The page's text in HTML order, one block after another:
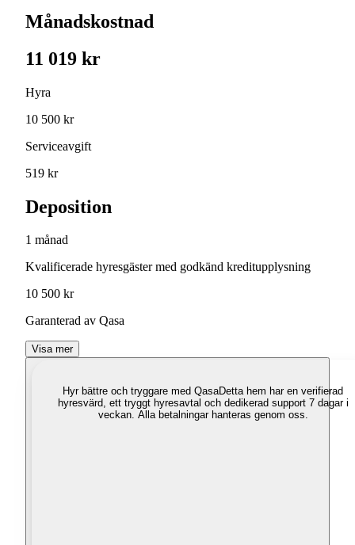
Månadskostnad
11 019 kr
Hyra
10 500 kr
Serviceavgift
519 kr
Deposition
1 månad
Kvalificerade hyresgäster med godkänd kreditupplysning
10 500 kr
Garanterad av Qasa
Visa mer
Hyr bättre och tryggare med QasaDetta hem har en verifierad
hyresvärd, ett tryggt hyresavtal och dedikerad support 7 dagar i
veckan. Alla betalningar hanteras genom oss.